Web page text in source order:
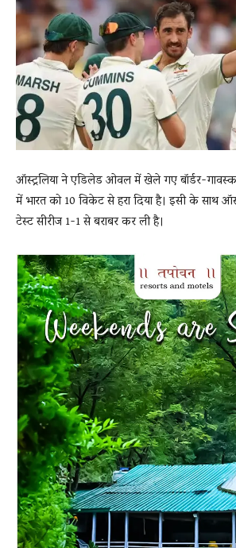
Breaking
News
LIVE
ऑस्ट्रलिया ने एडिलेड ओवल में खेले गए बॉर्डर-
में भारत को 10 विकेट से हरा दिया है। इसी के साथ
टेस्ट सीरीज 1-1 से बराबर कर ली है।